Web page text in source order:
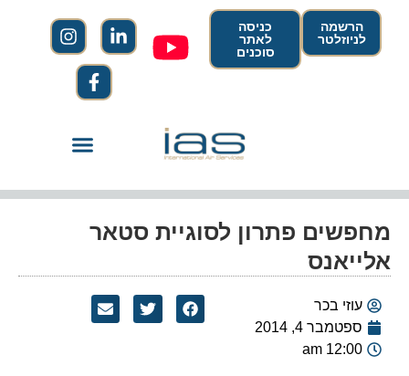
הרשמה
לניוזלטר
כניסה
לאתר
סוכנים
מחפשים פתרון לסוגיית סטאר
אלייאנס
עוזי בכר
ספטמבר 4, 2014
12:00 am